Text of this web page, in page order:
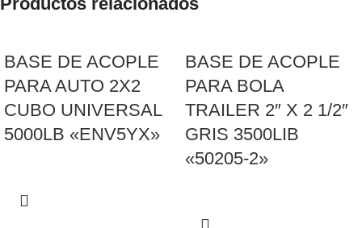
BASE DE ACOPLE
PARA AUTO 2X2
CUBO UNIVERSAL
5000LB «ENV5YX»
BASE DE ACOPLE
PARA BOLA
TRAILER 2″ X 2 1/2″
GRIS 3500LIB
«50205-2»